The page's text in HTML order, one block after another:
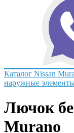
Каталог Nissan
наружные
Лючок
Murano